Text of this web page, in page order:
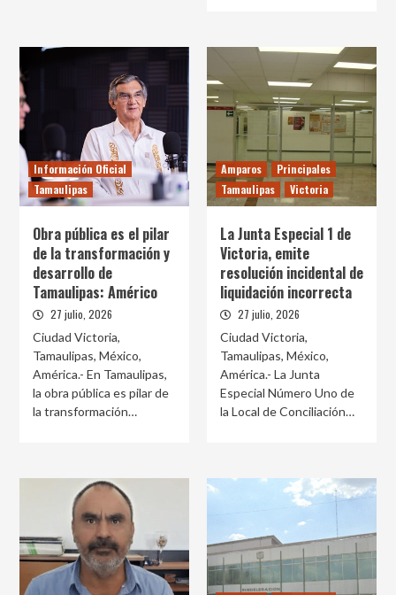
Información Oficial
Tamaulipas
Obra pública es el pilar
de la transformación y
desarrollo de
Tamaulipas: Américo
27 julio, 2026
Ciudad Victoria,
Tamaulipas, México,
América.- En Tamaulipas,
la obra pública es pilar de
la transformación…
Amparos
Principales
Tamaulipas
Victoria
La Junta Especial 1 de
Victoria, emite
resolución incidental de
liquidación incorrecta
27 julio, 2026
Ciudad Victoria,
Tamaulipas, México,
América.- La Junta
Especial Número Uno de
la Local de Conciliación…